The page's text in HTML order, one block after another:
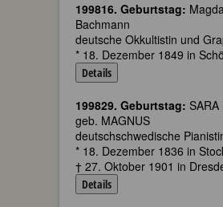
199816. Geburtstag:
Bachmann
deutsche Okkultistin und
* 18. Dezember 1849 in
Details
199829. Geburtstag: SARA
geb. MAGNUS
deutschschwedische
* 18. Dezember 1836 in
† 27. Oktober 1901 in
Details